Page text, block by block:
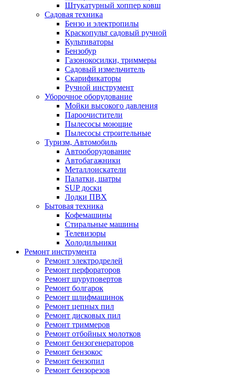
Штукатурный хоппер ковш
Садовая техника
Бензо и электропилы
Краскопульт садовый ручной
Культиваторы
Бензобур
Газонокосилки, триммеры
Садовый измельчитель
Скарификаторы
Ручной инструмент
Уборочное оборудование
Мойки высокого давления
Пароочистители
Пылесосы моющие
Пылесосы строительные
Туризм, Автомобиль
Автооборудование
Автобагажники
Металлоискатели
Палатки, шатры
SUP доски
Лодки ПВХ
Бытовая техника
Кофемашины
Стиральные машины
Телевизоры
Холодильники
Ремонт инструмента
Ремонт электродрелей
Ремонт перфораторов
Ремонт шуруповертов
Ремонт болгарок
Ремонт шлифмашинок
Ремонт цепных пил
Ремонт дисковых пил
Ремонт триммеров
Ремонт отбойных молотков
Ремонт бензогенераторов
Ремонт бензокос
Ремонт бензопил
Ремонт бензорезов